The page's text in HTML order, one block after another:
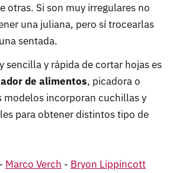
otras. Si son muy irregulares no
una juliana, pero sí trocearlas
sentada.
sencilla y rápida de cortar hojas es
de alimentos, picadora o
modelos incorporan cuchillas y
para obtener distintos tipo de
Marco Verch - Bryon Lippincott